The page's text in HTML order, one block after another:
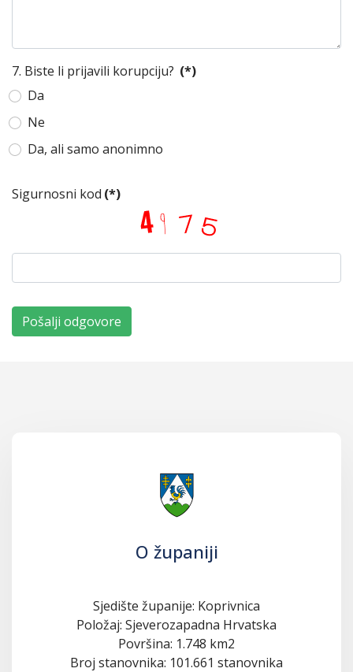
7. Biste li prijavili korupciju? (*)
Da
Ne
Da, ali samo anonimno
Sigurnosni kod (*)
Pošalji odgovore
O županiji
Sjedište županije: Koprivnica
Položaj: Sjeverozapadna Hrvatska
Površina: 1.748 km2
Broj stanovnika: 101.661 stanovnika